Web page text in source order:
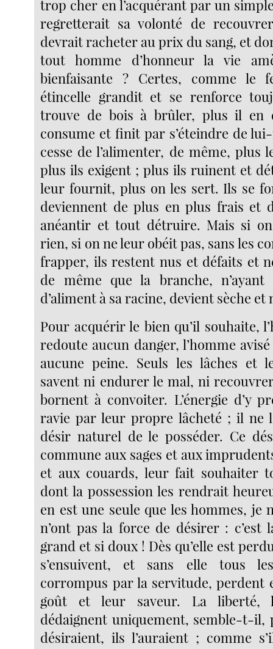
trop cher en l’acquérant par un
regretterait sa volonté de
devrait racheter au prix du sang, et
tout homme d’honneur la vie
bienfaisante ? Certes, comme le
étincelle grandit et se renforce
trouve de bois à brûler, plus il en
consume et finit par s’éteindre de
cesse de l’alimenter, de même, plus
plus ils exigent ; plus ils ruinent et
leur fournit, plus on les sert. Ils se
deviennent de plus en plus frais et
anéantir et tout détruire. Mais si
rien, si on ne leur obéit pas, sans les
frapper, ils restent nus et défaits et
de même que la branche,
d’aliment à sa racine, devient sèche et
Pour acquérir le bien qu’il souhaite,
redoute aucun danger, l’homme
aucune peine. Seuls les lâches et
savent ni endurer le mal, ni
bornent à convoiter. L’énergie d’y
ravie par leur propre lâcheté ; il ne
désir naturel de le posséder. Ce
commune aux sages et aux
et aux couards, leur fait souhaiter
dont la possession les rendrait
en est une seule que les hommes, je
n’ont pas la force de désirer : c’est
grand et si doux ! Dès qu’elle est
s’ensuivent, et sans elle tous
corrompus par la servitude, perdent
goût et leur saveur. La liberté,
dédaignent uniquement, semble-t-il,
désiraient, ils l’auraient ; comme